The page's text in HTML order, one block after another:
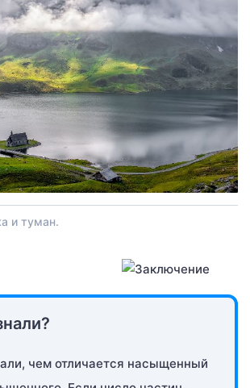
и туман.
чем отличается насыщенный